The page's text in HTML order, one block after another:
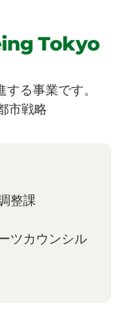
する事業です。
市戦略
整課
ツカウンシル